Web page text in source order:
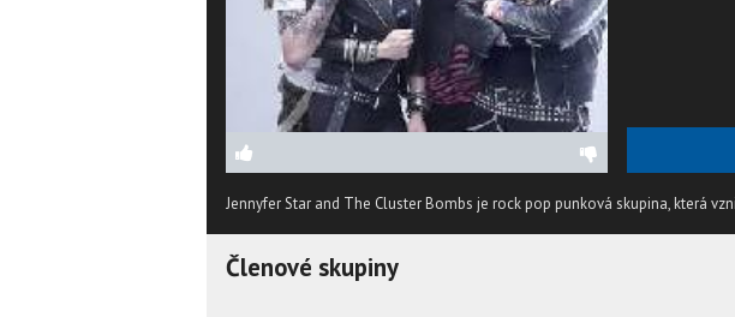
Jennyfer Star and The Cluster Bombs je rock pop punková skupina, která
Členové skupiny